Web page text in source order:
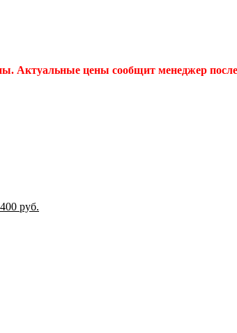
Актуальные цены сообщит менеджер
руб.